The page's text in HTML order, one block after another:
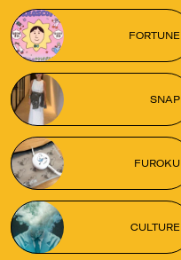
FORTUNE
SNAP
FUROKU
CULTURE